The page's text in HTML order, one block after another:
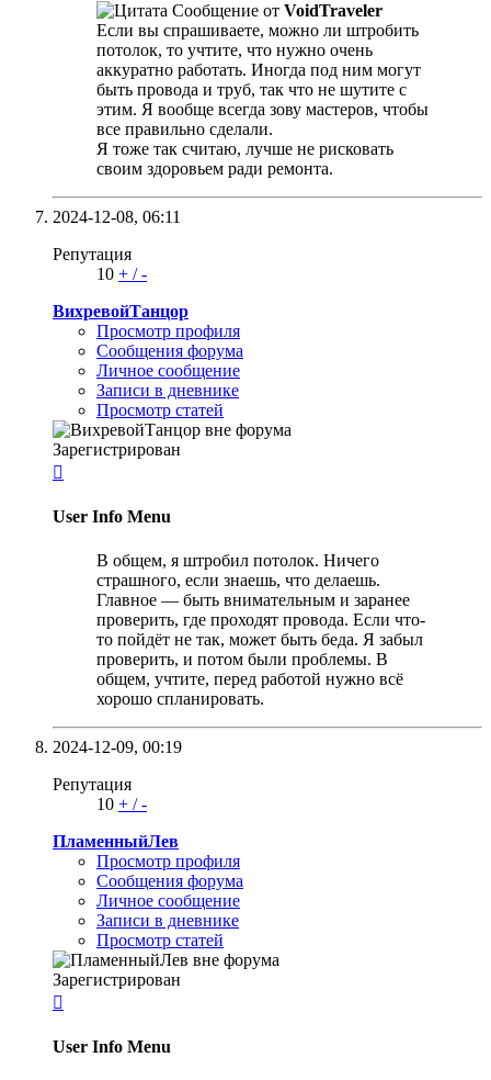
Сообщение от VoidTraveler
Если вы спрашиваете, можно ли штробить
потолок, то учтите, что нужно очень
аккуратно работать. Иногда под ним могут
быть провода и труб, так что не шутите с
этим. Я вообще всегда зову мастеров, чтобы
все правильно сделали.
Я тоже так считаю, лучше не рисковать
своим здоровьем ради ремонта.
2024-12-08, 06:11
Репутация
10 + /-
ВихревойТанцор
Просмотр профиля
Сообщения форума
Личное сообщение
Записи в дневнике
Просмотр статей
Зарегистрирован

User Info Menu
В общем, я штробил потолок. Ничего
страшного, если знаешь, что делаешь.
Главное — быть внимательным и заранее
проверить, где проходят провода. Если что-
то пойдёт не так, может быть беда. Я забыл
проверить, и потом были проблемы. В
общем, учтите, перед работой нужно всё
хорошо спланировать.
2024-12-09, 00:19
Репутация
10 + /-
ПламенныйЛев
Просмотр профиля
Сообщения форума
Личное сообщение
Записи в дневнике
Просмотр статей
Зарегистрирован

User Info Menu